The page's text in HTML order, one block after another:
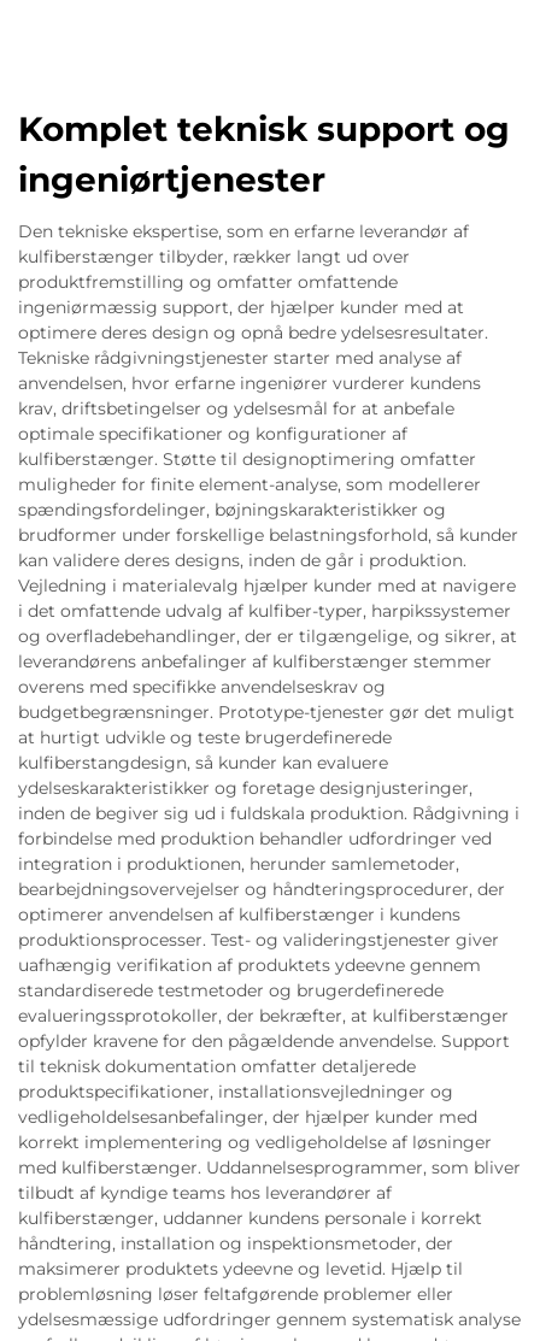
Komplet teknisk support og
ingeniørtjenester
Den tekniske ekspertise, som en erfarne leverandør af
kulfiberstænger tilbyder, rækker langt ud over
produktfremstilling og omfatter omfattende
ingeniørmæssig support, der hjælper kunder med at
optimere deres design og opnå bedre ydelsesresultater.
Tekniske rådgivningstjenester starter med analyse af
anvendelsen, hvor erfarne ingeniører vurderer kundens
krav, driftsbetingelser og ydelsesmål for at anbefale
optimale specifikationer og konfigurationer af
kulfiberstænger. Støtte til designoptimering omfatter
muligheder for finite element-analyse, som modellerer
spændingsfordelinger, bøjningskarakteristikker og
brudformer under forskellige belastningsforhold, så kunder
kan validere deres designs, inden de går i produktion.
Vejledning i materialevalg hjælper kunder med at navigere
i det omfattende udvalg af kulfiber-typer, harpikssystemer
og overfladebehandlinger, der er tilgængelige, og sikrer, at
leverandørens anbefalinger af kulfiberstænger stemmer
overens med specifikke anvendelseskrav og
budgetbegrænsninger. Prototype-tjenester gør det muligt
at hurtigt udvikle og teste brugerdefinerede
kulfiberstangdesign, så kunder kan evaluere
ydelseskarakteristikker og foretage designjusteringer,
inden de begiver sig ud i fuldskala produktion. Rådgivning i
forbindelse med produktion behandler udfordringer ved
integration i produktionen, herunder samlemetoder,
bearbejdningsovervejelser og håndteringsprocedurer, der
optimerer anvendelsen af kulfiberstænger i kundens
produktionsprocesser. Test- og valideringstjenester giver
uafhængig verifikation af produktets ydeevne gennem
standardiserede testmetoder og brugerdefinerede
evalueringssprotokoller, der bekræfter, at kulfiberstænger
opfylder kravene for den pågældende anvendelse. Support
til teknisk dokumentation omfatter detaljerede
produktspecifikationer, installationsvejledninger og
vedligeholdelsesanbefalinger, der hjælper kunder med
korrekt implementering og vedligeholdelse af løsninger
med kulfiberstænger. Uddannelsesprogrammer, som bliver
tilbudt af kyndige teams hos leverandører af
kulfiberstænger, uddanner kundens personale i korrekt
håndtering, installation og inspektionsmetoder, der
maksimerer produktets ydeevne og levetid. Hjælp til
problemløsning løser feltafgørende problemer eller
ydelsesmæssige udfordringer gennem systematisk analyse